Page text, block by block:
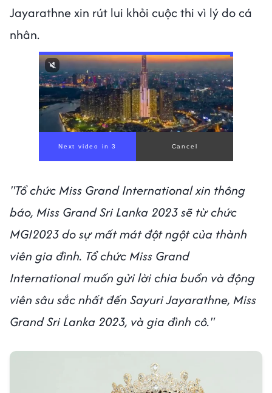
Jayarathne xin rút lui khỏi cuộc thi vì lý do cá
nhân.
"Tổ chức Miss Grand International xin thông
báo, Miss Grand Sri Lanka 2023 sẽ từ chức
MGI2023 do sự mất mát đột ngột của thành
viên gia đình. Tổ chức Miss Grand
International muốn gửi lời chia buồn và động
viên sâu sắc nhất đến Sayuri Jayarathne, Miss
Grand Sri Lanka 2023, và gia đình cô."